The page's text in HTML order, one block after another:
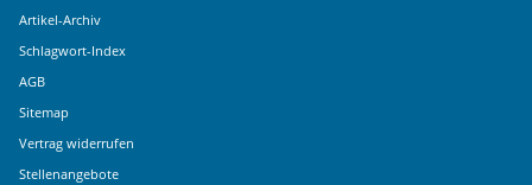
Artikel-Archiv
Schlagwort-Index
AGB
Sitemap
Vertrag widerrufen
Stellenangebote